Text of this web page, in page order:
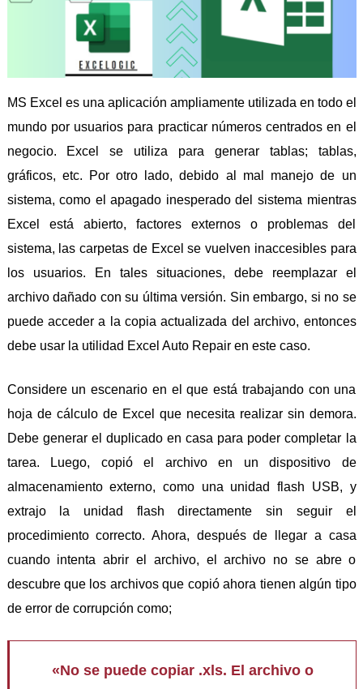
MS Excel es una aplicación ampliamente utilizada en todo el
mundo por usuarios para practicar números centrados en el
negocio. Excel se utiliza para generar tablas; tablas,
gráficos, etc. Por otro lado, debido al mal manejo de un
sistema, como el apagado inesperado del sistema mientras
Excel está abierto, factores externos o problemas del
sistema, las carpetas de Excel se vuelven inaccesibles para
los usuarios. En tales situaciones, debe reemplazar el
archivo dañado con su última versión. Sin embargo, si no se
puede acceder a la copia actualizada del archivo, entonces
debe usar la utilidad Excel Auto Repair en este caso.
Considere un escenario en el que está trabajando con una
hoja de cálculo de Excel que necesita realizar sin demora.
Debe generar el duplicado en casa para poder completar la
tarea. Luego, copió el archivo en un dispositivo de
almacenamiento externo, como una unidad flash USB, y
extrajo la unidad flash directamente sin seguir el
procedimiento correcto. Ahora, después de llegar a casa
cuando intenta abrir el archivo, el archivo no se abre o
descubre que los archivos que copió ahora tienen algún tipo
de error de corrupción como;
«No se puede copiar .xls. El archivo o